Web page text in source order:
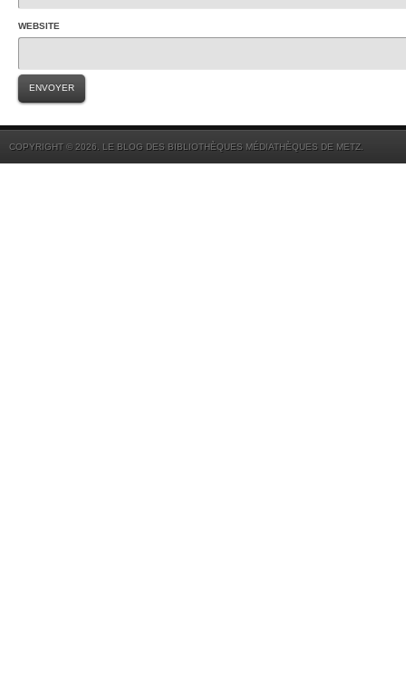
WEBSITE
COPYRIGHT © 2026. LE BLOG DES BIBLIOTHÈQUES MÉDIATHÈQUES DE METZ.